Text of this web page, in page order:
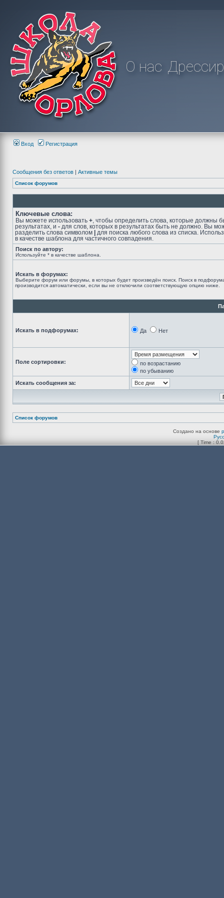
О нас
Вход Регистрация
Сообщения без ответов | Активные темы
Список форумов
Ключевые слова:
Вы можете использовать + , чтобы определить слова, которые должны
результатах, и - для слов, которых в результатах быть не должно. Вы
разделить слова символом
для поиска любого слова из списка.
в качестве шаблона для частичного совпадения.
Поиск по автору:
Используйте * в качестве шаблона.
Искать в форумах:
Выберите форум или форумы, в которых будет произведён поиск. Поиск в
производится автоматически, если вы не отключили соответствующую опцию ниже.
Искать в подфорумах: Да Нет
Поле сортировки:
по возрастанию
по убыванию
Искать сообщения за:
Список форумов
Создано на основе
[ Time :